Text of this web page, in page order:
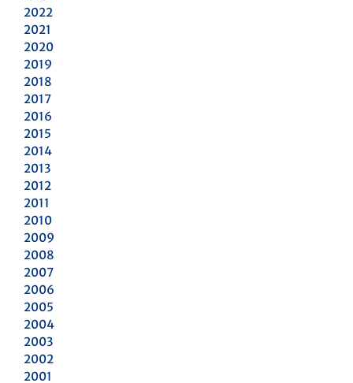
2022
2021
2020
2019
2018
2017
2016
2015
2014
2013
2012
2011
2010
2009
2008
2007
2006
2005
2004
2003
2002
2001